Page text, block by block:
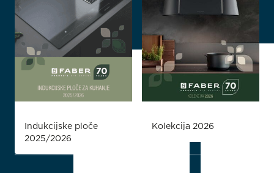
Indukcijske ploče
2025/2026
Kolekcija 2026